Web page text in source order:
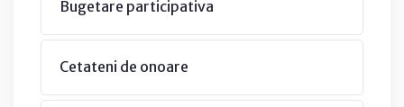
Bugetare participativa
Cetateni de onoare